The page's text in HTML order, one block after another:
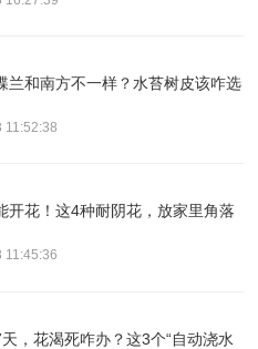
兰和南方不一样？水苔树皮该咋选
11:52:38
开花！这4种耐阴花，放家里角落
11:45:36
，花渴死咋办？这3个“自动浇水